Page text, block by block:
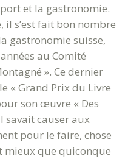
et la gastronomie.
s’est fait bon nombre
gastronomie suisse,
au Comité
». Ce dernier
« Grand Prix du Livre
son œuvre « Des
savait causer aux
pour le faire, chose
mieux que quiconque